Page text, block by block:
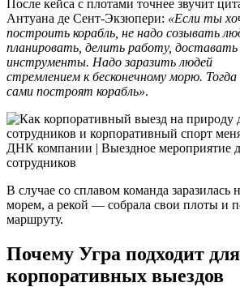
После кейса с плотами точнее звучит
Антуана де Сент-Экзюпери: «Если ты
построить корабль, не надо созывать
планировать, делить работу, доставать
инструменты. Надо заразить людей
стремлением к бесконечному морю. Тогда
сами построят корабль».
В случае со сплавом команда заразилась
морем, а рекой — собрала свои плоты и
маршруту.
Почему Угра подходит для
корпоративных выездов